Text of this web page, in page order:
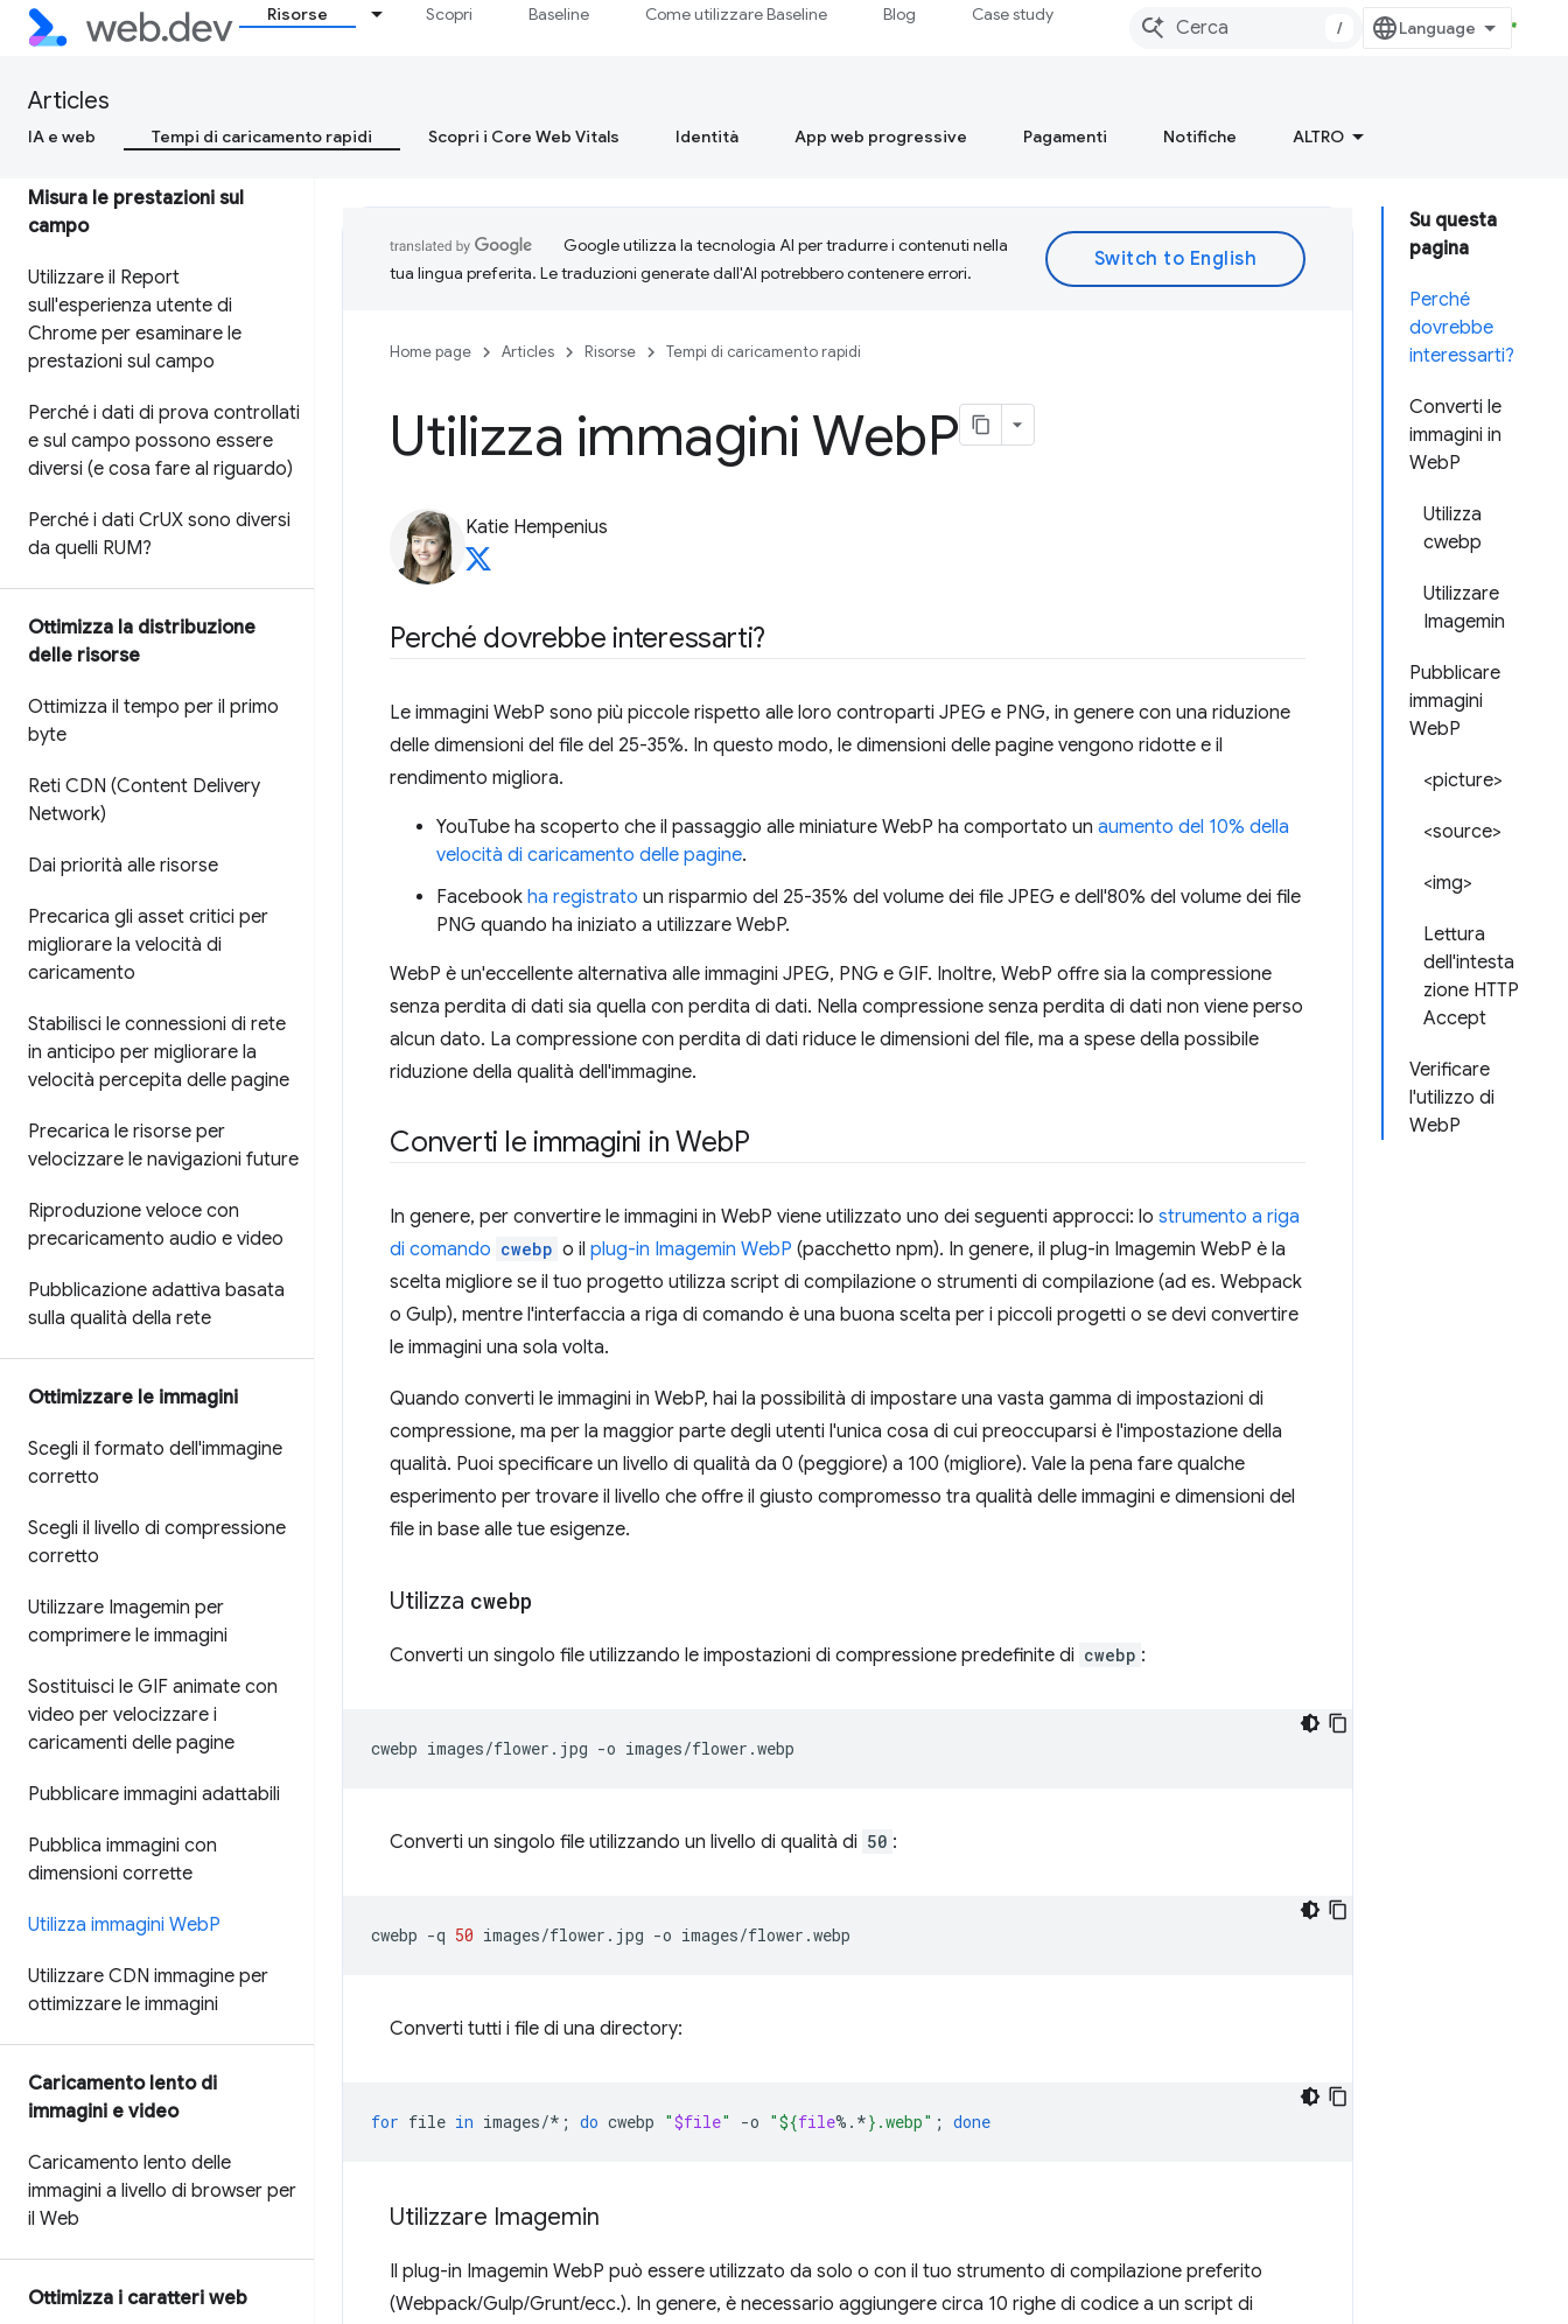
Risorse Scopri Baseline Come utilizzare Baseline Blog Case study
/
Articles
IA e web Tempi di caricamento rapidi Scopri i Core Web Vitals Identità App web progressive Pagamenti Notifiche ALTRO
Google
essenziali per i responsabili
Misura le prestazioni sul
campo
Utilizzare il Report
sull'esperienza utente di
Chrome per esaminare le
prestazioni sul campo
Perché i dati di prova controllati
e sul campo possono essere
diversi (e cosa fare al riguardo)
Perché i dati CrUX sono diversi
da quelli RUM?
Ottimizza la distribuzione
delle risorse
Ottimizza il tempo per il primo
byte
Reti CDN (Content Delivery
Network)
Dai priorità alle risorse
Precarica gli asset critici per
migliorare la velocità di
caricamento
Stabilisci le connessioni di rete
in anticipo per migliorare la
velocità percepita delle pagine
Precarica le risorse per
velocizzare le navigazioni future
Riproduzione veloce con
precaricamento audio e video
Pubblicazione adattiva basata
sulla qualità della rete
Ottimizzare le immagini
Scegli il formato dell'immagine
corretto
Scegli il livello di compressione
corretto
Utilizzare Imagemin per
comprimere le immagini
Sostituisci le GIF animate con
video per velocizzare i
caricamenti delle pagine
Pubblicare immagini adattabili
Pubblica immagini con
dimensioni corrette
Utilizza immagini WebP
Utilizzare CDN immagine per
ottimizzare le immagini
Caricamento lento di
immagini e video
Caricamento lento delle
immagini a livello di browser per
il Web
Ottimizza i caratteri web
Su questa
pagina
Perché
dovrebbe
interessarti?
Converti le
immagini in
WebP
Utilizza
cwebp
Utilizzare
Imagemin
Pubblicare
immagini
WebP
<picture>
<source>
<img>
Lettura
dell'intesta
zione HTTP
Accept
Verificare
l'utilizzo di
WebP
Google utilizza la tecnologia AI per tradurre i contenuti nella
tua lingua preferita. Le traduzioni generate dall'AI potrebbero contenere errori.
Home page Articles Risorse Tempi di caricamento rapidi
Utilizza immagini WebP
Katie Hempenius
Perché dovrebbe interessarti?
Le immagini WebP sono più piccole rispetto alle loro controparti JPEG e PNG, in genere con una riduzione
delle dimensioni del file del 25-35%. In questo modo, le dimensioni delle pagine vengono ridotte e il
rendimento migliora.
YouTube ha scoperto che il passaggio alle miniature WebP ha comportato un aumento del 10% della
velocità di caricamento delle pagine.
Facebook ha registrato un risparmio del 25-35% del volume dei file JPEG e dell'80% del volume dei file
PNG quando ha iniziato a utilizzare WebP.
WebP è un'eccellente alternativa alle immagini JPEG, PNG e GIF. Inoltre, WebP offre sia la compressione
senza perdita di dati sia quella con perdita di dati. Nella compressione senza perdita di dati non viene perso
alcun dato. La compressione con perdita di dati riduce le dimensioni del file, ma a spese della possibile
riduzione della qualità dell'immagine.
Converti le immagini in WebP
In genere, per convertire le immagini in WebP viene utilizzato uno dei seguenti approcci: lo strumento a riga
di comando cwebp o il plug-in Imagemin WebP (pacchetto npm). In genere, il plug-in Imagemin WebP è la
scelta migliore se il tuo progetto utilizza script di compilazione o strumenti di compilazione (ad es. Webpack
o Gulp), mentre l'interfaccia a riga di comando è una buona scelta per i piccoli progetti o se devi convertire
le immagini una sola volta.
Quando converti le immagini in WebP, hai la possibilità di impostare una vasta gamma di impostazioni di
compressione, ma per la maggior parte degli utenti l'unica cosa di cui preoccuparsi è l'impostazione della
qualità. Puoi specificare un livello di qualità da 0 (peggiore) a 100 (migliore). Vale la pena fare qualche
esperimento per trovare il livello che offre il giusto compromesso tra qualità delle immagini e dimensioni del
file in base alle tue esigenze.
Utilizza cwebp
Converti un singolo file utilizzando le impostazioni di compressione predefinite di cwebp :
cwebp images/flower.jpg -o
Converti un singolo file utilizzando un livello di qualità di 50 :
cwebp -q 50 images/flower.jpg -o
Converti tutti i file di una directory:
for file in images/* ; do cwebp "$file" -o "${file%.*} .webp" ; done
Utilizzare Imagemin
Il plug-in Imagemin WebP può essere utilizzato da solo o con il tuo strumento di compilazione preferito
(Webpack/Gulp/Grunt/ecc.). In genere, è necessario aggiungere circa 10 righe di codice a un script di